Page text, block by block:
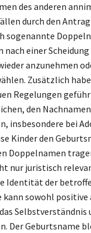
des anderen
durch den
sogenannte
nach einer
anzunehmen
Zusätzlich
Regelungen
den
insbesondere bei
Kinder den
Doppelnamen
nur juristisch
Identität der
kann sowohl positive
Selbstverständnis
Der Geburtsname